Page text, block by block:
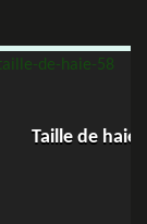
Taille de haie